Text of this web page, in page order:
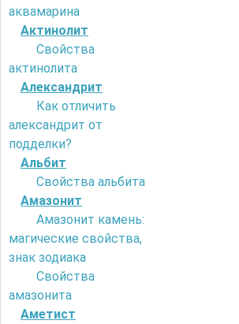
аквамарина
Актинолит
Свойства
актинолита
Александрит
Как отличить
александрит от
подделки?
Альбит
Свойства альбита
Амазонит
Амазонит камень:
магические свойства,
знак зодиака
Свойства
амазонита
Аметист